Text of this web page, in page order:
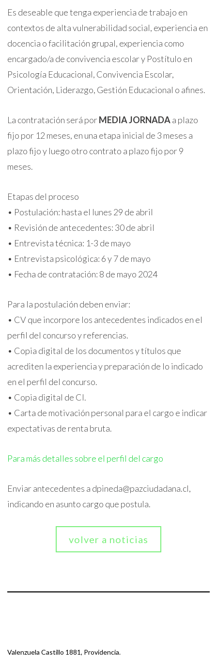
Es deseable que tenga experiencia de trabajo en
contextos de alta vulnerabilidad social, experiencia en
docencia o facilitación grupal, experiencia como
encargado/a de convivencia escolar y Postítulo en
Psicología Educacional, Convivencia Escolar,
Orientación, Liderazgo, Gestión Educacional o afines.
La contratación será porMEDIA JORNADAa plazo
fijo por 12 meses, en una etapa inicial de 3 meses a
plazo fijo y luego otro contrato a plazo fijo por 9
meses.
Etapas del proceso
• Postulación: hasta el lunes 29 de abril
• Revisión de antecedentes: 30 de abril
• Entrevista técnica: 1-3 de mayo
• Entrevista psicológica: 6 y 7 de mayo
• Fecha de contratación: 8 de mayo 2024
Para la postulación deben enviar:
• CV que incorpore los antecedentes indicados en el
perfil del concurso y referencias.
• Copia digital de los documentos y títulos que
acrediten la experiencia y preparación de lo indicado
en el perfil del concurso.
• Copia digital de CI.
• Carta de motivación personal para el cargo e indicar
expectativas de renta bruta.
Para más detalles sobre el perfil del cargo
Enviar antecedentes a dpineda@pazciudadana.cl,
indicando en asunto cargo que postula.
volver a noticias
Valenzuela Castillo 1881, Providencia.